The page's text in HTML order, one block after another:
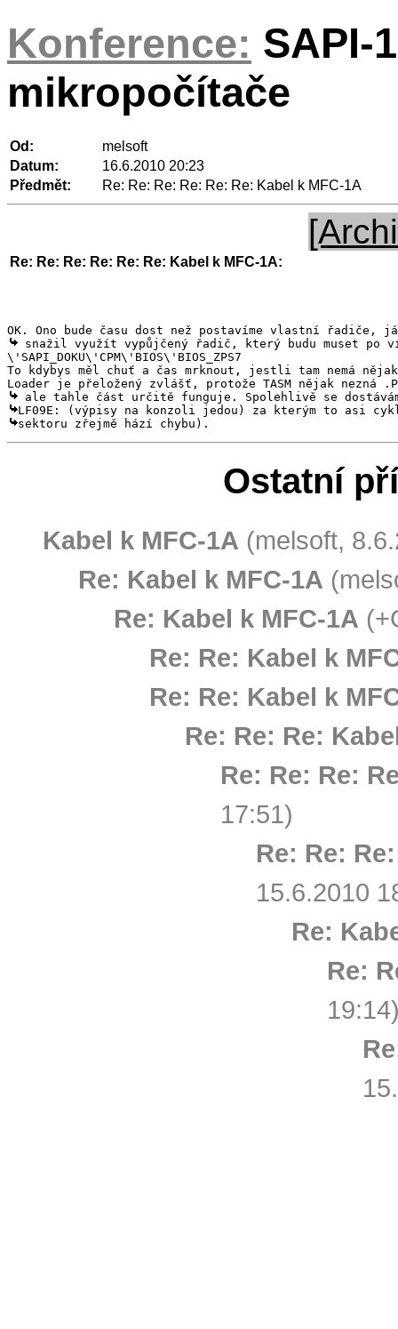
Konference: SAPI-
mikropočítače
Od:
melsoft
Datum:
16.6.2010 20:23
Předmět:
Re: Re: Re: Re: Re: Re: Kabel k MFC-1A
Re: Re: Re: Re: Re: Re: Kabel k MFC-1A:
snažil využít vypůjčený řadič, který budu muset po
\'SAPI_DOKU\'CPM\'BIOS\'BIOS_ZPS7
To kdybys měl chuť a čas mrknout, jestli tam nemá
sektoru zřejmě hází chybu).
Ostatní
Kabel k MFC-1A (melsoft,
Re: Kabel k MFC-1A
Re: Kabel k MFC-1A
Re: Re: Kabel k
Re: Re: Kabel k
Re: Re: Re:
Re: Re: Re:
17:51)
Re: Re:
15.6.2010
Re:
Re: